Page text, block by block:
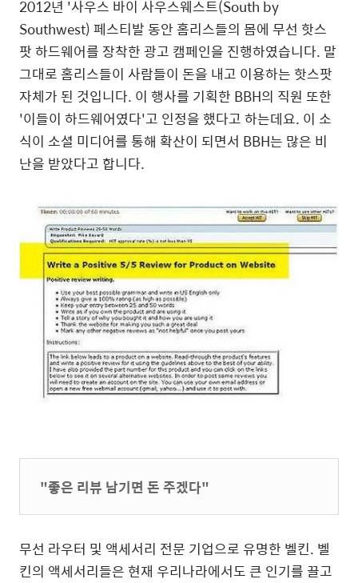
2012년 '사우스 바이 사우스웨스트(South by
Southwest) 페스티발 동안 홈리스들의 몸에 무선 핫스
팟 하드웨어를 장착한 광고 캠페인을 진행하였습니다. 말
그대로 홈리스들이 사람들이 돈을 내고 이용하는 핫스팟
자체가 된 것입니다. 이 행사를 기획한 BBH의 직원 또한
'이들이 하드웨어였다'고 인정을 했다고 하는데요. 이 소
식이 소셜 미디어를 통해 확산이 되면서 BBH는 많은 비
난을 받았다고 합니다.
"좋은 리뷰 남기면 돈 주겠다"
무선 라우터 및 액세서리 전문 기업으로 유명한 벨킨. 벨
킨의 액세서리들은 현재 우리나라에서도 큰 인기를 끌고